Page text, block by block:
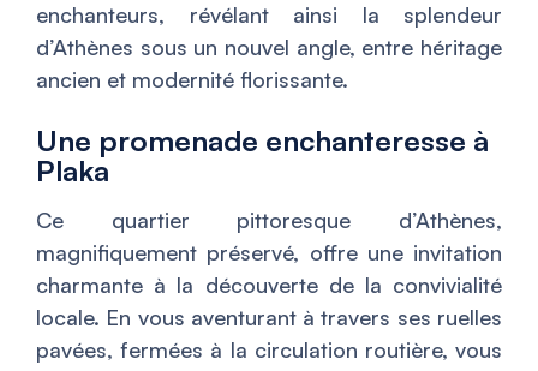
enchanteurs, révélant ainsi la splendeur
d’Athènes sous un nouvel angle, entre héritage
ancien et modernité florissante.
Une promenade enchanteresse à
Plaka
Ce quartier pittoresque d’Athènes,
magnifiquement préservé, offre une invitation
charmante à la découverte de la convivialité
locale. En vous aventurant à travers ses ruelles
pavées, fermées à la circulation routière, vous